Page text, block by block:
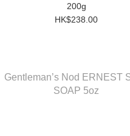
200g
HK$238.00